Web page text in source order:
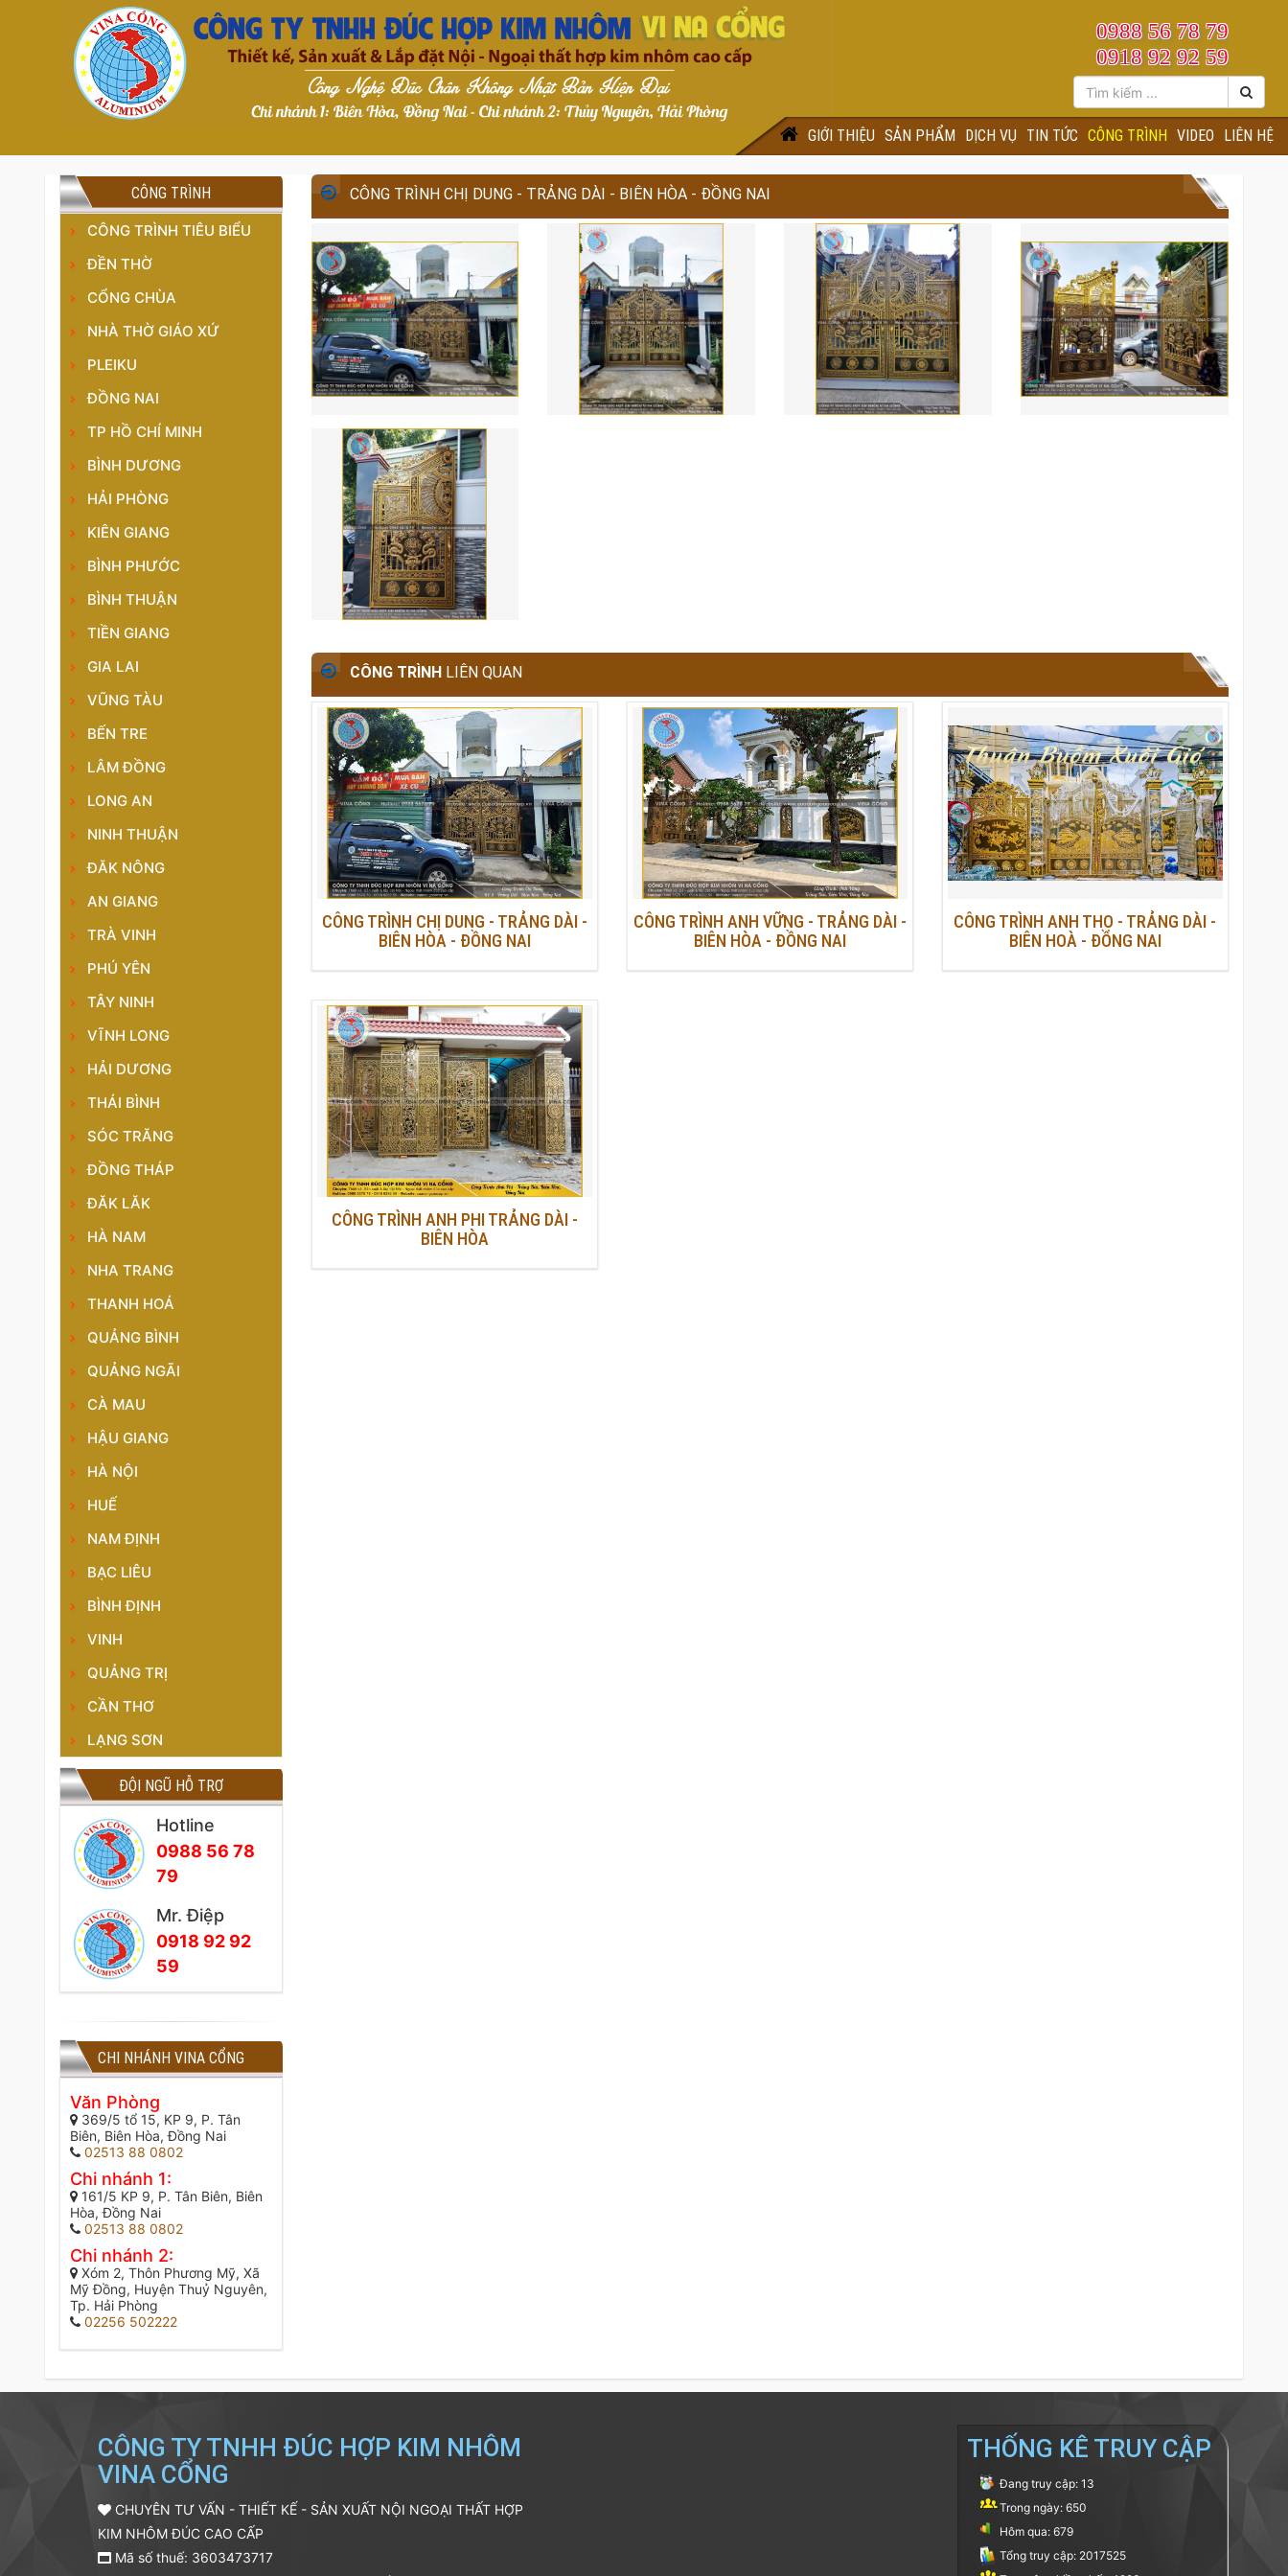
0988 56 78 79
0918 92 92 59
GIỚI THIỆU SẢN PHẨM DỊCH VỤ TIN TỨC CÔNG TRÌNH VIDEO LIÊN HỆ
CÔNG TRÌNH CHỊ DUNG - TRẢNG DÀI - BIÊN HÒA - ĐỒNG NAI
CÔNG TRÌNHLIÊN QUAN
CÔNG TRÌNH CHỊ DUNG - TRẢNG DÀI -
BIÊN HÒA - ĐỒNG NAI
CÔNG TRÌNH ANH VỮNG - TRẢNG DÀI -
BIÊN HÒA - ĐỒNG NAI
CÔNG TRÌNH ANH THỌ - TRẢNG DÀI -
BIÊN HOÀ - ĐỒNG NAI
CÔNG TRÌNH ANH PHI TRẢNG DÀI -
BIÊN HÒA
CÔNG TRÌNH
CÔNG TRÌNH TIÊU BIỂU
ĐỀN THỜ
CỔNG CHÙA
NHÀ THỜ GIÁO XỨ
PLEIKU
ĐỒNG NAI
TP HỒ CHÍ MINH
BÌNH DƯƠNG
HẢI PHÒNG
KIÊN GIANG
BÌNH PHƯỚC
BÌNH THUẬN
TIỀN GIANG
GIA LAI
VŨNG TÀU
BẾN TRE
LÂM ĐỒNG
LONG AN
NINH THUẬN
ĐĂK NÔNG
AN GIANG
TRÀ VINH
PHÚ YÊN
TÂY NINH
VĨNH LONG
HẢI DƯƠNG
THÁI BÌNH
SÓC TRĂNG
ĐỒNG THÁP
ĐĂK LĂK
HÀ NAM
NHA TRANG
THANH HOÁ
QUẢNG BÌNH
QUẢNG NGÃI
CÀ MAU
HẬU GIANG
HÀ NỘI
HUẾ
NAM ĐỊNH
BẠC LIÊU
BÌNH ĐỊNH
VINH
QUẢNG TRỊ
CẦN THƠ
LẠNG SƠN
ĐỘI NGŨ HỖ TRỢ
Hotline
0988 56 78
79
Mr. Điệp
0918 92 92
59
CHI NHÁNH VINA CỔNG
Văn Phòng
369/5 tổ 15, KP 9, P. Tân
Biên, Biên Hòa, Đồng Nai
02513 88 0802
Chi nhánh 1:
161/5 KP 9, P. Tân Biên, Biên
Hòa, Đồng Nai
02513 88 0802
Chi nhánh 2:
Xóm 2, Thôn Phương Mỹ, Xã
Mỹ Đồng, Huyện Thuỷ Nguyên,
Tp. Hải Phòng
02256 502222
CÔNG TY TNHH ĐÚC HỢP KIM NHÔM
VINA CỔNG
CHUYÊN TƯ VẤN - THIẾT KẾ - SẢN XUẤT NỘI NGOẠI THẤT HỢP
KIM NHÔM ĐÚC CAO CẤP
Mã số thuế: 3603473717
THỐNG KÊ TRUY CẬP
Đang truy cập: 13
Trong ngày: 650
Hôm qua: 679
Tổng truy cập: 2017525